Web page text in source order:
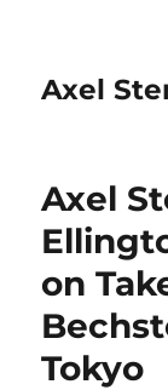
Axel
Axel
on
Tokyo